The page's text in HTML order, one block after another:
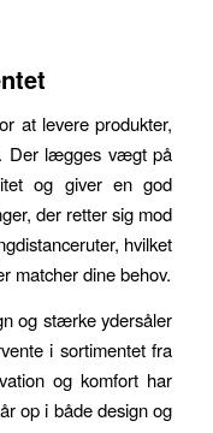
at levere produkter,
Der lægges vægt på
og giver en god
der retter sig mod
hvilket
matcher dine behov.
og stærke ydersåler
i sortimentet fra
og komfort har
op i både design og